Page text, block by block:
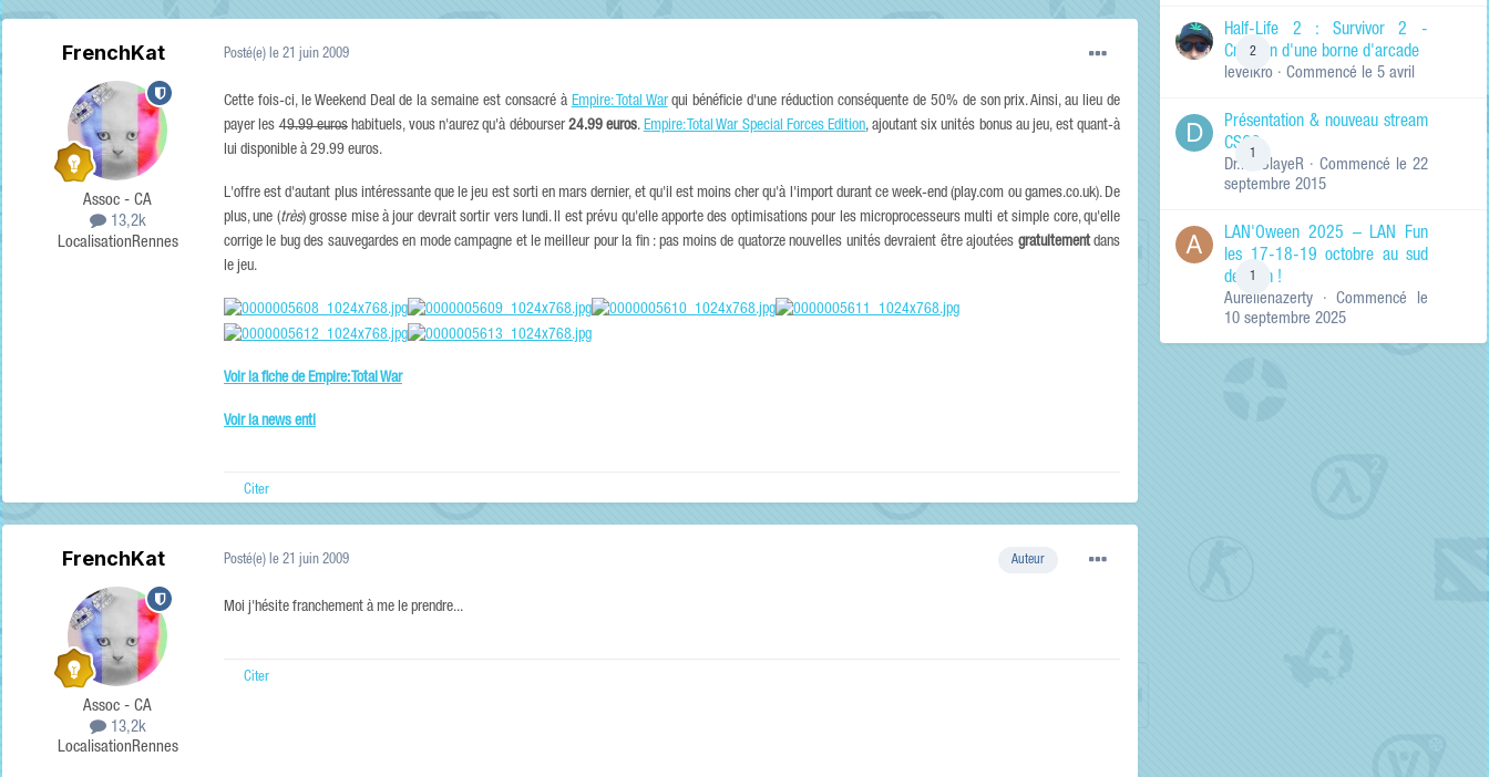
RECHERCHER LES
Titres et corps
Titres des
uniquement
FrenchKat
Assoc - CA
13,2k
Localisation Rennes
Posté(e) le 21 juin 2009
Cette fois-ci, le Weekend Deal de la semaine est consacré à Empire: Total Warqui bénéficie d'une réduction conséquente de 50% de son prix. Ainsi, au lieu de
payer les49.99 euros habituels, vous n'aurez qu'à débourser24.99 euros. Empire: Total War Special Forces Edition, ajoutant six unités bonus au jeu, est quant-à
lui disponible à 29.99 euros.
L'offre est d'autant plus intéressante que le jeu est sorti en mars dernier, et qu'il est moins cher qu'à l'import durant ce week-end (play.com ou games.co.uk). De
plus, une (très) grosse mise à jour devrait sortir vers lundi. Il est prévu qu'elle apporte des optimisations pour les microprocesseurs multi et simple core, qu'elle
corrige le bug des sauvegardes en mode campagne et le meilleur pour la fin : pas moins de quatorze nouvelles unités devraient être ajoutées gratuitementdans
le jeu.
Voir la fiche de Empire: Total War
Voir la news enti
Citer
FrenchKat
Assoc - CA
13,2k
LocalisationRennes
Auteur
Posté(e) le 21 juin 2009
Moi j'hésite franchement à me le prendre...
Citer
2
Half-Life 2 : Survivor 2 -
Création d'une borne d'arcade
levelkro · Commencé le 5 avril
1
Présentation & nouveau stream
CSGO
Dr.KinSlayeR · Commencé le 22
septembre 2015
1
LAN'Oween 2025 – LAN Fun
les 17-18-19 octobre au sud
de Lyon !
Aurelienazerty · Commencé le
10 septembre 2025